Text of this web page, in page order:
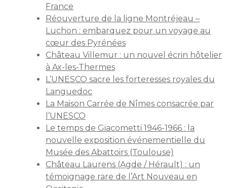
France
Réouverture de la ligne Montréjeau –
Luchon : embarquez pour un voyage au
cœur des Pyrénées
Château Villemur : un nouvel écrin hôtelier
à Ax-les-Thermes
L’UNESCO sacre les forteresses royales du
Languedoc
La Maison Carrée de Nîmes consacrée par
l’UNESCO
Le temps de Giacometti 1946-1966 : la
nouvelle exposition événementielle du
Musée des Abattoirs (Toulouse)
Château Laurens (Agde / Hérault) : un
témoignage rare de l’Art Nouveau en